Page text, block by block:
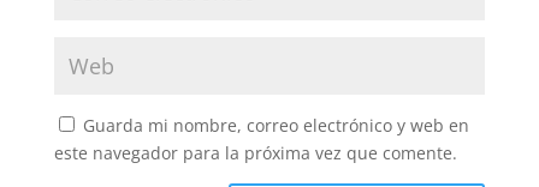
Guarda mi nombre, correo electrónico y web en
este navegador para la próxima vez que comente.